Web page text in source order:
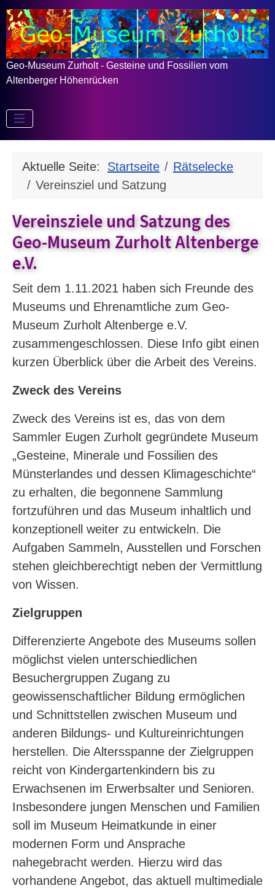
Geo-Museum Zurholt - Gesteine und Fossilien vom
Altenberger Höhenrücken
Aktuelle Seite: Startseite
Rätselecke
Vereinsziel und Satzung
Vereinsziele und Satzung des
Geo-Museum Zurholt Altenberge
e.V.
Seit dem 1.11.2021 haben sich Freunde des
Museums und Ehrenamtliche zum Geo-
Museum Zurholt Altenberge e.V.
zusammengeschlossen. Diese Info gibt einen
kurzen Überblick über die Arbeit des Vereins.
Zweck des Vereins
Zweck des Vereins ist es, das von dem
Sammler Eugen Zurholt gegründete Museum
„Gesteine, Minerale und Fossilien des
Münsterlandes und dessen Klimageschichte“
zu erhalten, die begonnene Sammlung
fortzuführen und das Museum inhaltlich und
konzeptionell weiter zu entwickeln. Die
Aufgaben Sammeln, Ausstellen und Forschen
stehen gleichberechtigt neben der Vermittlung
von Wissen.
Zielgruppen
Differenzierte Angebote des Museums sollen
möglichst vielen unterschiedlichen
Besuchergruppen Zugang zu
geowissenschaftlicher Bildung ermöglichen
und Schnittstellen zwischen Museum und
anderen Bildungs- und Kultureinrichtungen
herstellen. Die Altersspanne der Zielgruppen
reicht von Kindergartenkindern bis zu
Erwachsenen im Erwerbsalter und Senioren.
Insbesondere jungen Menschen und Familien
soll im Museum Heimatkunde in einer
modernen Form und Ansprache
nahegebracht werden. Hierzu wird das
vorhandene Angebot, das aktuell multimediale